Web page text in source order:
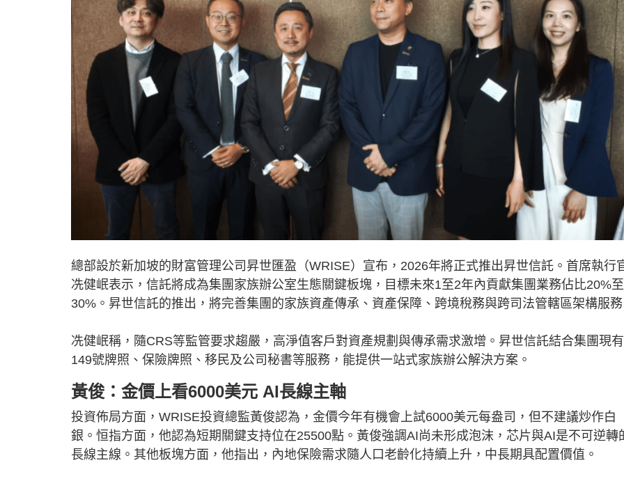
總部設於新加坡的財富管理公司昇世匯盈（WRISE）宣布，2026年將正式推出昇世信託。首席執行
冼健岷表示，信託將成為集團家族辦公室生態關鍵板塊，目標未來1至2年內貢獻集團業務佔比20%至
30%。昇世信託的推出，將完善集團的家族資產傳承、資產保障、跨境稅務與跨司法管轄區架構服
冼健岷稱，隨CRS等監管要求趨嚴，高淨值客戶對資產規劃與傳承需求激增。昇世信託結合集團現有
149號牌照、保險牌照、移民及公司秘書等服務，能提供一站式家族辦公解決方案。
黃俊：金價上看6000美元 AI長線主軸
投資佈局方面，WRISE投資總監黃俊認為，金價今年有機會上試6000美元每盎司，但不建議炒作白
銀。恒指方面，他認為短期關鍵支持位在25500點。黃俊強調AI尚未形成泡沫，芯片與AI是不可逆轉
長線主線。其他板塊方面，他指出，內地保險需求隨人口老齡化持續上升，中長期具配置價值。